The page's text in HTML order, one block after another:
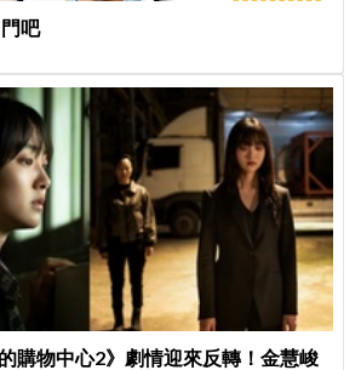
吧
購物中心2》劇情迎來反轉！金慧峻